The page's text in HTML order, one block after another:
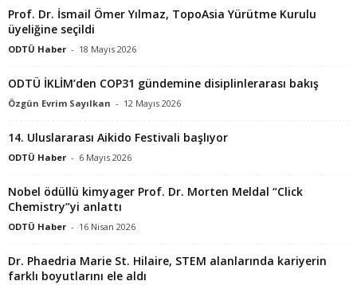
Prof. Dr. İsmail Ömer Yılmaz, TopoAsia Yürütme Kurulu
üyeliğine seçildi
ODTÜ Haber - 18 Mayıs 2026
ODTÜ İKLİM’den COP31 gündemine disiplinlerarası bakış
Özgün Evrim Sayılkan - 12 Mayıs 2026
14. Uluslararası Aikido Festivali başlıyor
ODTÜ Haber - 6 Mayıs 2026
Nobel ödüllü kimyager Prof. Dr. Morten Meldal “Click
Chemistry”yi anlattı
ODTÜ Haber - 16 Nisan 2026
Dr. Phaedria Marie St. Hilaire, STEM alanlarında kariyerin
farklı boyutlarını ele aldı